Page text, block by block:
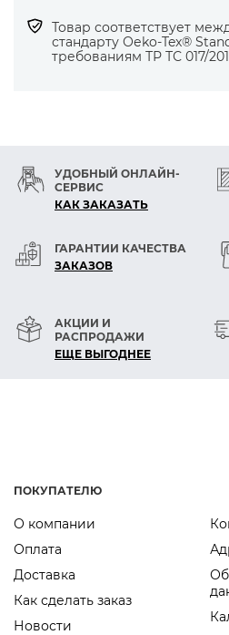
Товар соответствует
стандарту Оеko-Tex®
требованиям ТР ТС 017/
УДОБНЫЙ ОНЛАЙН-
СЕРВИС
КАК ЗАКАЗАТЬ
ГАРАНТИИ КАЧЕСТВА
ЗАКАЗОВ
АКЦИИ И
РАСПРОДАЖИ
ЕЩЕ ВЫГОДНЕЕ
ПОКУПАТЕЛЮ
О компании
Оплата
Доставка
Как сделать заказ
Новости